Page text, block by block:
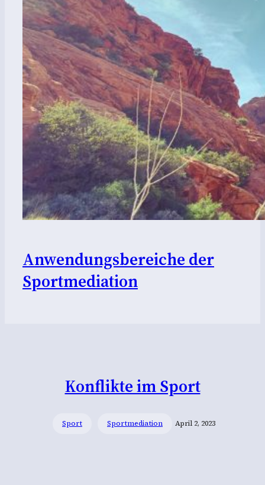
Anwendungsbereiche der
Sportmediation
Konflikte im Sport
Sport Sportmediation April 2, 2023